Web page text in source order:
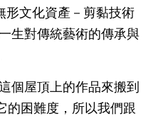
形文化資產－剪黏技術
生對傳統藝術的傳承與
個屋頂上的作品來搬到
的困難度，所以我們跟